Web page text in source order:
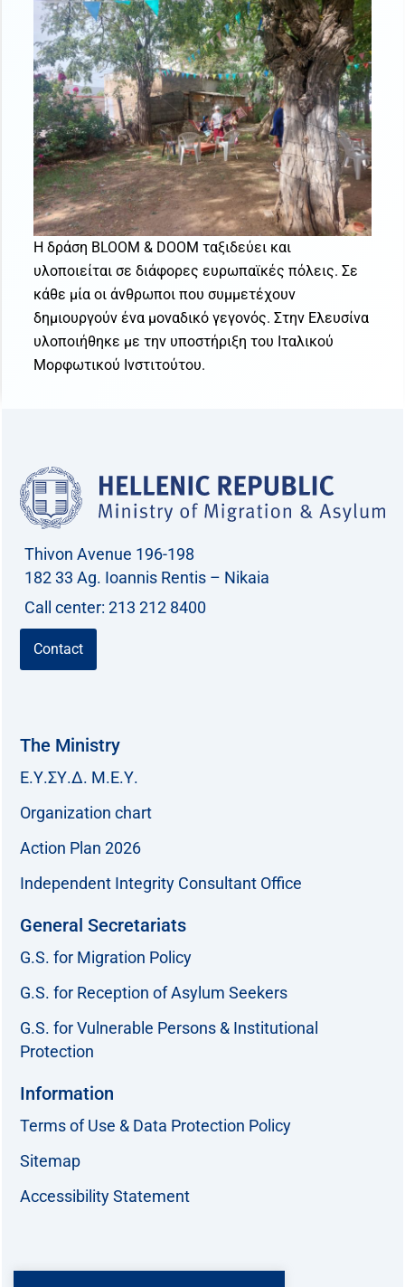
Η δράση BLOOM & DOOM ταξιδεύει και
υλοποιείται σε διάφορες ευρωπαϊκές πόλεις. Σε
κάθε μία οι άνθρωποι που συμμετέχουν
δημιουργούν ένα μοναδικό γεγονός. Στην Ελευσίνα
υλοποιήθηκε με την υποστήριξη του Ιταλικού
Μορφωτικού Ινστιτούτου.
Thivon Avenue 196-198
182 33 Ag. Ioannis Rentis – Nikaia
Call center: 213 212 8400
Contact
The Ministry
Ε.Υ.ΣΥ.Δ. Μ.Ε.Υ.
Organization chart
Action Plan 2026
Independent Integrity Consultant Office
General Secretariats
G.S. for Migration Policy
G.S. for Reception of Asylum Seekers
G.S. for Vulnerable Persons & Institutional
Protection
Information
Terms of Use & Data Protection Policy
Sitemap
Accessibility Statement